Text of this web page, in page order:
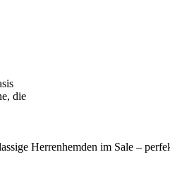
die
Herrenhemden im Sale –